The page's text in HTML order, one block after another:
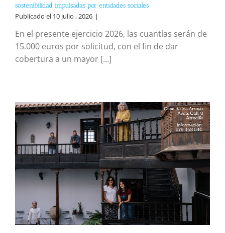
sostenibilidad impulsadas por entidades sociales
Publicado el 10 julio , 2026 |
En el presente ejercicio 2026, las cuantías serán de
15.000 euros por solicitud, con el fin de dar
cobertura a un mayor [...]